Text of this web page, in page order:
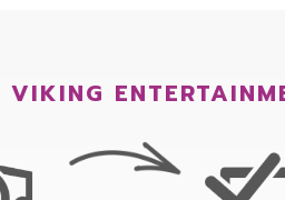
VIKING